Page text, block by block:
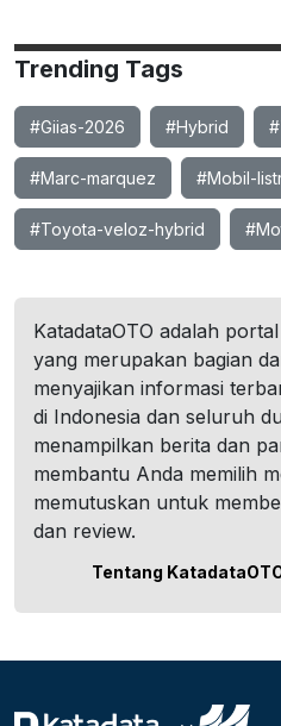
Trending Tags
#Giias-2026 #Hybrid
#Marc-marquez #Mobil-
#Toyota-veloz-hybrid
KatadataOTO adalah
yang merupakan bagian
menyajikan informasi
di Indonesia dan seluruh
menampilkan berita dan
membantu Anda memilih
memutuskan untuk
dan review.
Tentang